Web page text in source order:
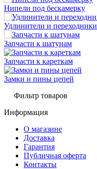
Нипели под бескамерку
Удлинители и переходники
Запчасти к шатунам
Запчасти к кареткам
Замки и пины цепей
Фильтр товаров
Информация
О магазине
Доставка
Гарантия
Публичная оферта
Контакты